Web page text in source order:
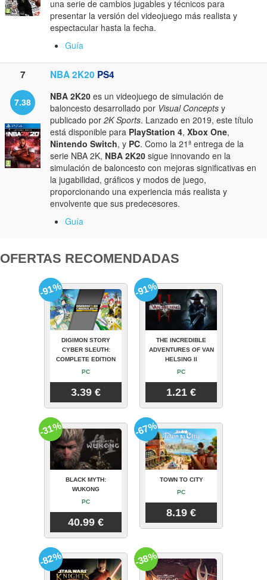
una serie de cambios jugables y técnicos para
presentar la versión del videojuego más realista y
espectacular hasta la fecha.
Guía
7 NBA 2K20 PS4
7.38 NBA 2K20 es un videojuego de simulación de
baloncesto desarrollado por Visual Concepts y
publicado por 2K Sports. Lanzado en 2019, este título
está disponible para PlayStation 4, Xbox One,
Nintendo Switch, y PC. Como la 21ª entrega de la
serie NBA 2K, NBA 2K20 sigue innovando en la
simulación de baloncesto con mejoras significativas en
la jugabilidad, gráficos y modos de juego,
proporcionando una experiencia más realista y
envolvente que sus predecesores.
Guía
OFERTAS RECOMENDADAS
DIGIMON STORY
CYBER SLEUTH:
COMPLETE EDITION
PC
3.39 €
-91%
THE INCREDIBLE
ADVENTURES OF VAN
HELSING II
PC
1.21 €
-91%
BLACK MYTH:
WUKONG
PC
40.99 €
-31%
TOWN TO CITY
PC
8.19 €
-67%
-82% -38%